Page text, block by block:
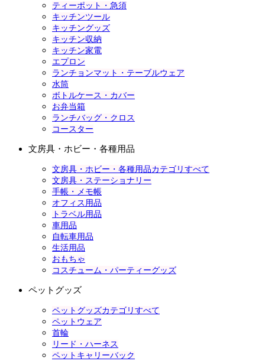
ティーポット・急須
キッチンツール
キッチングッズ
キッチン収納
キッチン家電
エプロン
ランチョンマット・テーブルウェア
水筒
ボトルケース・カバー
お弁当箱
ランチバッグ・クロス
コースター
文房具・ホビー・各種用品
文房具・ホビー・各種用品カテゴリすべて
文房具・ステーショナリー
手帳・メモ帳
オフィス用品
トラベル用品
車用品
自転車用品
生活用品
おもちゃ
コスチューム・パーティーグッズ
ペットグッズ
ペットグッズカテゴリすべて
ペットウェア
首輪
リード・ハーネス
ペットキャリーバック